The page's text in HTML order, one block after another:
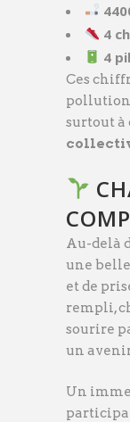
4
4
Ces
pollution
surtout
Au-delà
une
et de
rempli,
sourire
un
Un